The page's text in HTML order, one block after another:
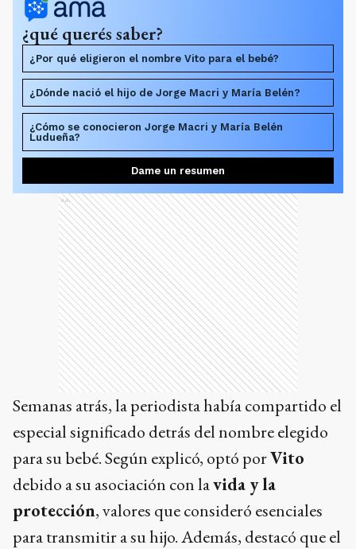
¿qué querés saber?
¿Por qué eligieron el nombre Vito para el bebé?
¿Dónde nació el hijo de Jorge Macri y María Belén?
¿Cómo se conocieron Jorge Macri y María Belén
Ludueña?
Dame un resumen
Ads
Semanas atrás, la periodista había compartido el
especial significado detrás del nombre elegido
para su bebé. Según explicó, optó porVito
debido a su asociación con lavida y la
protección, valores que consideró esenciales
para transmitir a su hijo. Además, destacó que el